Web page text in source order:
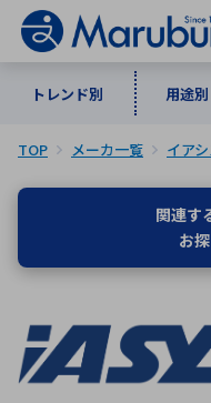
トレンド別 用途別
トレンド別
インダ
5G・
用途別
通信・
監視・セ
マーケット
商品別
メーカ一覧
な行
は行
ら行
わ行
TOP メーカ一覧 イア
関連す
お